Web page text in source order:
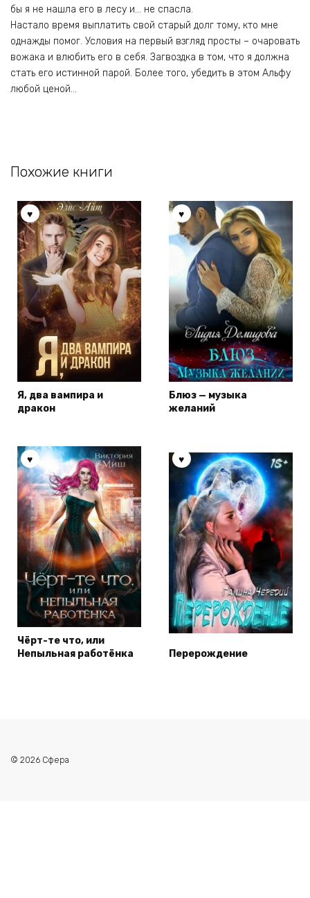
бы я не нашла его в лесу и… не спасла.
Настало время выплатить свой старый долг тому, кто мне
однажды помог. Условия на первый взгляд просты – очаровать
вожака и влюбить его в себя. Загвоздка в том, что я должна
стать его истинной парой. Более того, убедить в этом Альфу
любой ценой…
Похожие книги
Я, два вампира и
дракон
Блюз — музыка
желаний
Чёрт-те что, или
Непыльная работёнка
Перерождение
© 2026 Сфера